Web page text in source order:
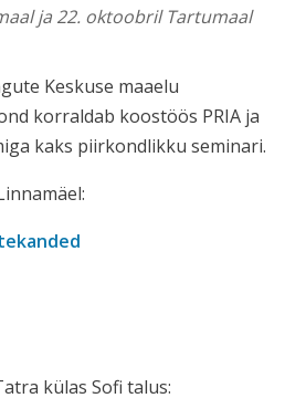
ja 22. oktoobril Tartumaal
Keskuse maaelu
korraldab koostöös PRIA ja
kaks piirkondlikku seminari.
külas Sofi talus: